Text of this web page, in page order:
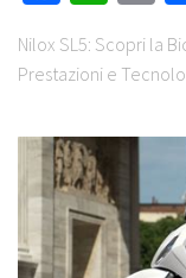
Nilox SL5: Scopri la
Prestazioni e